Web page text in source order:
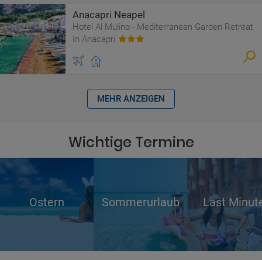
Anacapri Neapel
Hotel Al Mulino - Mediterranean Garden Retreat
In Anacapri
MEHR ANZEIGEN
Wichtige Termine
Ostern Sommerurlaub Last